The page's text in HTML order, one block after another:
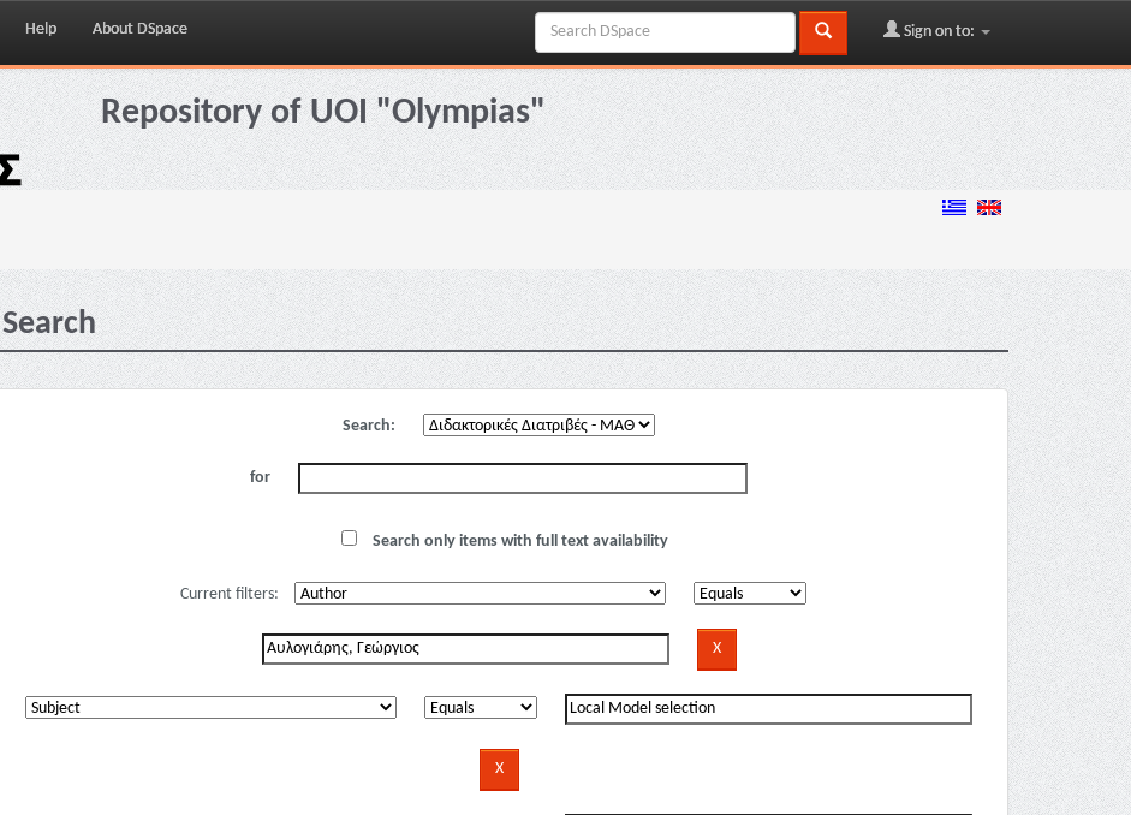
Help About DSpace Sign on to:
Repository of UOI "Olympias"
Search
Search:
for
Search only items with full text availability
Current filters: